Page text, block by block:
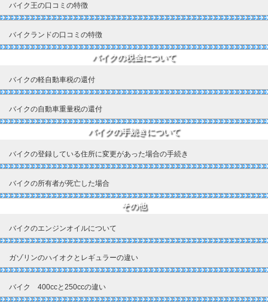
バイク王の口コミの特徴
バイクランドの口コミの特徴
バイクの税金について
バイクの軽自動車税の還付
バイクの自動車重量税の還付
バイクの手続きについて
バイクの登録している住所に変更があった場合の手続き
バイクの所有者が死亡した場合
その他
バイクのエンジンオイルについて
ガゾリンのハイオクとレギュラーの違い
バイク 400ccと250ccの違い